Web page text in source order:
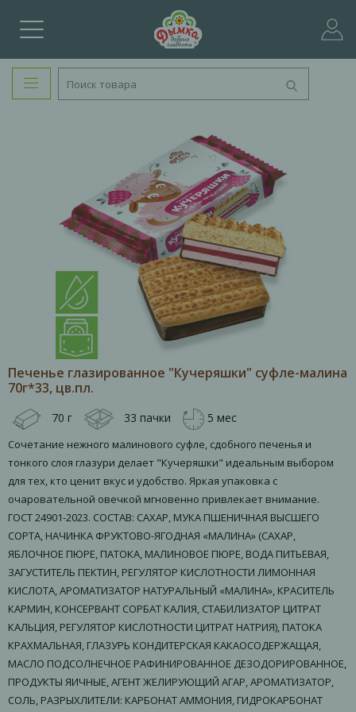
Печенье глазированное "Кучеряшки" суфле-малина
70г*33, цв.пл.
70 г 33 пачки 5 мес
Сочетание нежного малинового суфле, сдобного печенья и
тонкого слоя глазури делает "Кучеряшки" идеальным выбором
для тех, кто ценит вкус и удобство. Яркая упаковка с
очаровательной овечкой мгновенно привлекает внимание.
ГОСТ 24901-2023. СОСТАВ: САХАР, МУКА ПШЕНИЧНАЯ ВЫСШЕГО
СОРТА, НАЧИНКА ФРУКТОВО-ЯГОДНАЯ «МАЛИНА» (САХАР,
ЯБЛОЧНОЕ ПЮРЕ, ПАТОКА, МАЛИНОВОЕ ПЮРЕ, ВОДА ПИТЬЕВАЯ,
ЗАГУСТИТЕЛЬ ПЕКТИН, РЕГУЛЯТОР КИСЛОТНОСТИ ЛИМОННАЯ
КИСЛОТА, АРОМАТИЗАТОР НАТУРАЛЬНЫЙ «МАЛИНА», КРАСИТЕЛЬ
КАРМИН, КОНСЕРВАНТ СОРБАТ КАЛИЯ, СТАБИЛИЗАТОР ЦИТРАТ
КАЛЬЦИЯ, РЕГУЛЯТОР КИСЛОТНОСТИ ЦИТРАТ НАТРИЯ), ПАТОКА
КРАХМАЛЬНАЯ, ГЛАЗУРЬ КОНДИТЕРСКАЯ КАКАОСОДЕРЖАЩАЯ,
МАСЛО ПОДСОЛНЕЧНОЕ РАФИНИРОВАННОЕ ДЕЗОДОРИРОВАННОЕ,
ПРОДУКТЫ ЯИЧНЫЕ, АГЕНТ ЖЕЛИРУЮЩИЙ АГАР, АРОМАТИЗАТОР,
СОЛЬ, РАЗРЫХЛИТЕЛИ: КАРБОНАТ АММОНИЯ, ГИДРОКАРБОНАТ